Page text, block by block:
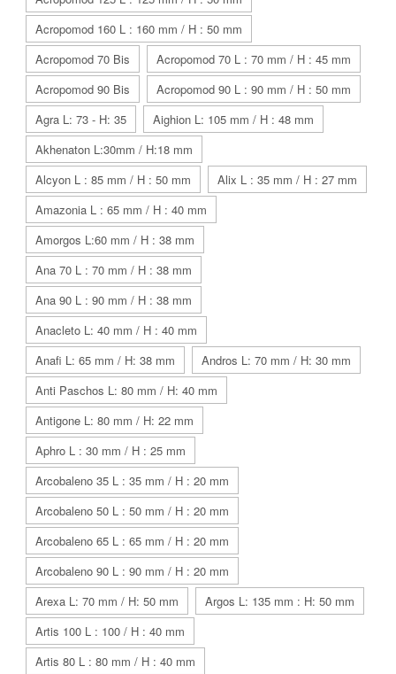
Acropomod 160 L : 160 mm / H : 50 mm
Acropomod 70 Bis
Acropomod 70 L : 70 mm / H : 45 mm
Acropomod 90 Bis
Acropomod 90 L : 90 mm / H : 50 mm
Agra L: 73 - H: 35
Aighion L: 105 mm / H : 48 mm
Akhenaton L:30mm / H:18 mm
Alcyon L : 85 mm / H : 50 mm
Alix L : 35 mm / H : 27 mm
Amazonia L : 65 mm / H : 40 mm
Amorgos L:60 mm / H : 38 mm
Ana 70 L : 70 mm / H : 38 mm
Ana 90 L : 90 mm / H : 38 mm
Anacleto L: 40 mm / H : 40 mm
Anafi L: 65 mm / H: 38 mm
Andros L: 70 mm / H: 30 mm
Anti Paschos L: 80 mm / H: 40 mm
Antigone L: 80 mm / H: 22 mm
Aphro L : 30 mm / H : 25 mm
Arcobaleno 35 L : 35 mm / H : 20 mm
Arcobaleno 50 L : 50 mm / H : 20 mm
Arcobaleno 65 L : 65 mm / H : 20 mm
Arcobaleno 90 L : 90 mm / H : 20 mm
Arexa L: 70 mm / H: 50 mm
Argos L: 135 mm : H: 50 mm
Artis 100 L : 100 / H : 40 mm
Artis 80 L : 80 mm / H : 40 mm